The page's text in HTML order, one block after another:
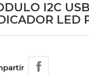
I2C
LED